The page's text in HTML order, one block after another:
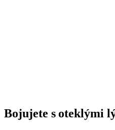
Bojujete s oteklými